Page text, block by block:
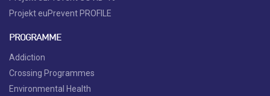
Projekt euPrevent PROFILE
PROGRAMME
Addiction
Crossing Programmes
Environmental Health